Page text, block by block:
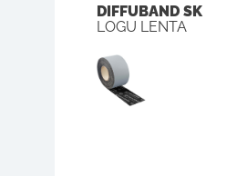
DIFFUBAND SK
LOGU LENTA